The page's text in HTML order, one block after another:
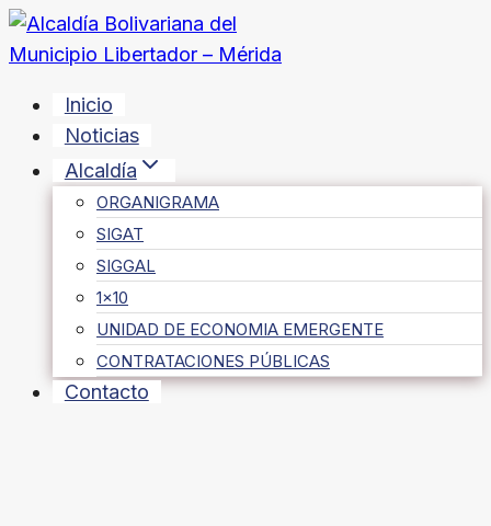
Saltar
al
Inicio
Noticias
Alcaldía
ORGANIGRAMA
SIGAT
SIGGAL
1×10
UNIDAD DE ECONOMIA EMERGENTE
CONTRATACIONES PÚBLICAS
Contacto